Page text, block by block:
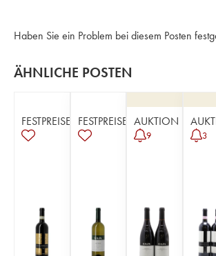
Haben Sie ein Problem bei diesem Posten
ÄHNLICHE POSTEN
FESTPREISE FESTPREISE AUKTION
9 3